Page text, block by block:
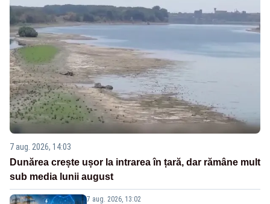
7 aug. 2026, 14:03
Dunărea crește ușor la intrarea în țară, dar rămâne mult
sub media lunii august
7 aug. 2026, 13:02